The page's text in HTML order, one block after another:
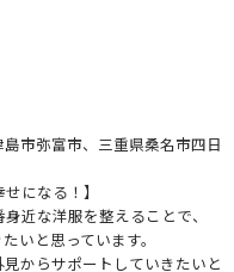
市弥富市、三重県桑名市四日
になる！】
近な洋服を整えることで、
いと思っています。
からサポートしていきたいと